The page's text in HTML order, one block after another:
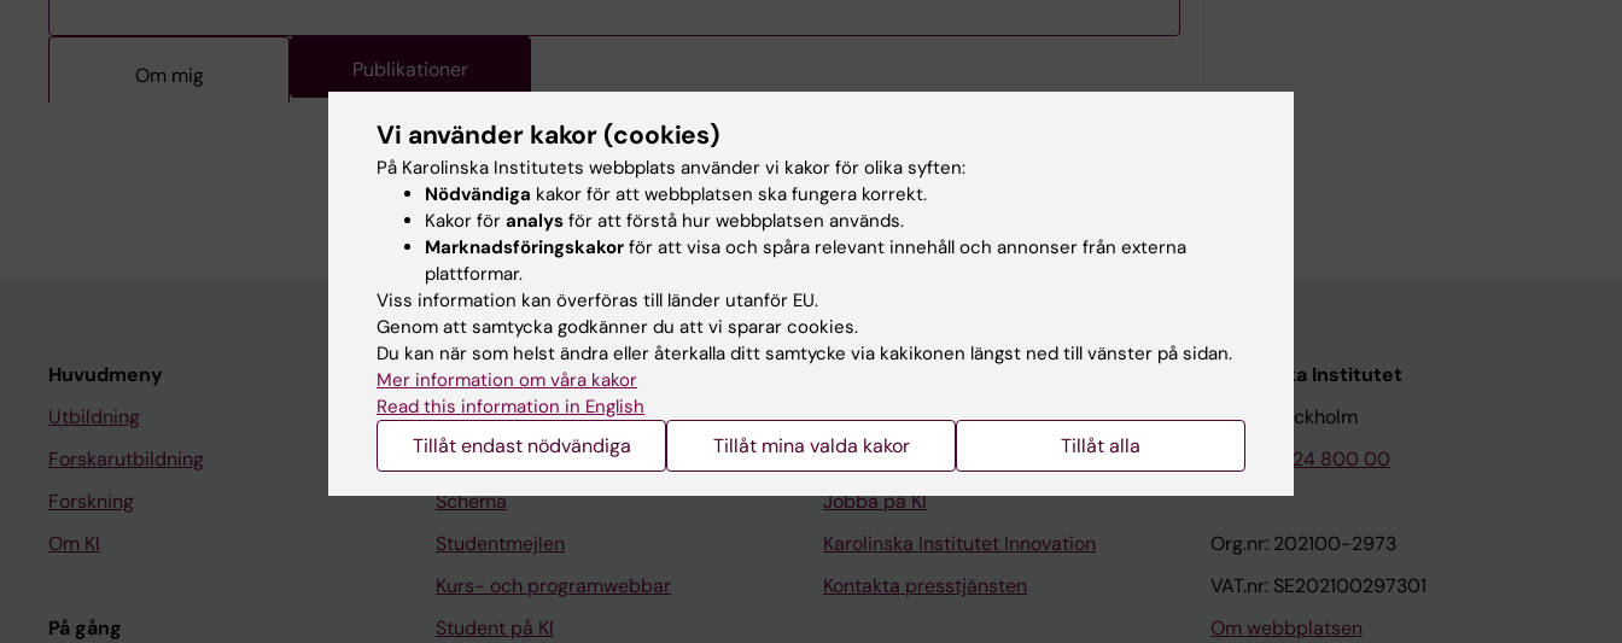
Om mig Publikationer
Om mig
En beskrivning av mig och min verksamhet finns på den engelska sidan.
Huvudmeny
Utbildning
Forskarutbildning
Forskning
Om KI
På gång
Student
Ladok
Canvas
Schema
Studentmejlen
Kurs- och programwebbar
Student på KI
Universitetsbiblioteket
Stöd forskning och utbildning
Jobba på KI
Karolinska Institutet Innovation
Kontakta presstjänsten
Karolinska Institutet
171 77 Stockholm
Tel: 08-524 800 00
Org.nr: 202100-2973
VAT.nr: SE202100297301
Om webbplatsen
Vi använder kakor (cookies)
På Karolinska Institutets webbplats använder vi kakor för olika syften:
Nödvändiga kakor för att webbplatsen ska fungera korrekt.
Kakor för analys för att förstå hur webbplatsen används.
Marknadsföringskakor för att visa och spåra relevant innehåll och annonser från externa
plattformar.
Viss information kan överföras till länder utanför EU.
Genom att samtycka godkänner du att vi sparar cookies.
Du kan när som helst ändra eller återkalla ditt samtycke via kakikonen längst ned till vänster på sidan.
Mer information om våra kakor
Read this information in English
Tillåt endast nödvändiga Tillåt mina valda kakor Tillåt alla